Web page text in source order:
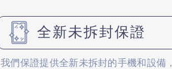
全新未拆封保證
我們保證提供全新未拆封的手機和設備，